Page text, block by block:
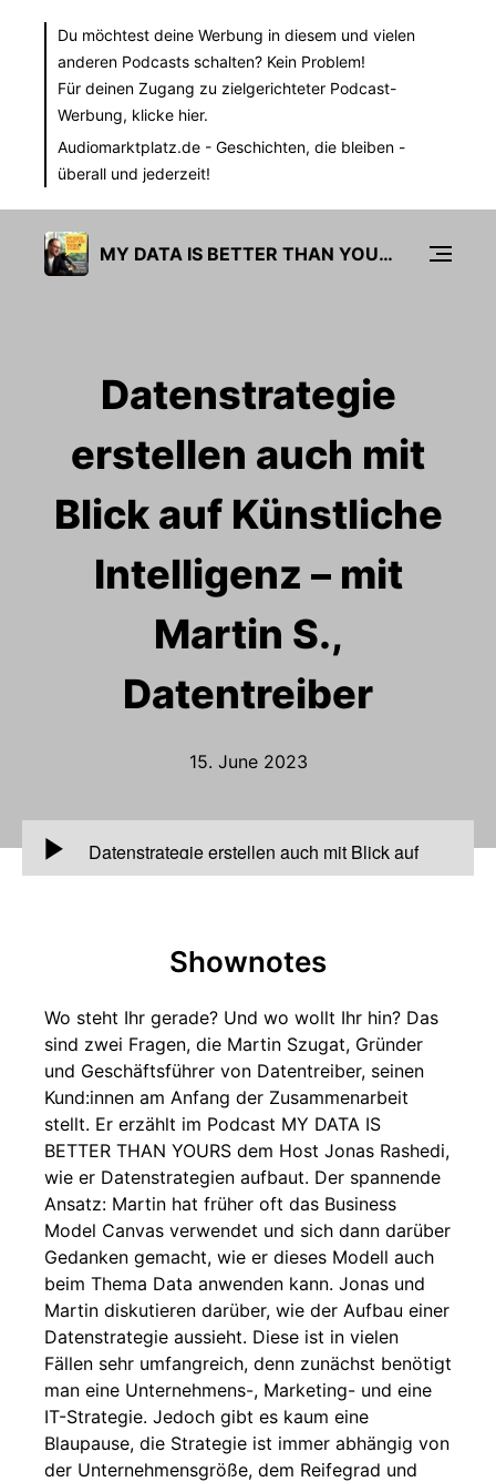
Du möchtest deine Werbung in diesem und vielen
anderen Podcasts schalten? Kein Problem!
Für deinen Zugang zu zielgerichteter Podcast-
Werbung, klicke hier.
Audiomarktplatz.de - Geschichten, die bleiben -
überall und jederzeit!
MY DATA IS BETTER THAN YOURS
Datenstrategie
erstellen auch mit
Blick auf Künstliche
Intelligenz – mit
Martin S.,
Datentreiber
15. June 2023
00:00
Datenstrategie erstellen auch mit Blick auf
Künstliche Intelligenz – mit Martin S.,
Shownotes
Wo steht Ihr gerade? Und wo wollt Ihr hin? Das
sind zwei Fragen, die Martin Szugat, Gründer
und Geschäftsführer von Datentreiber, seinen
Kund:innen am Anfang der Zusammenarbeit
stellt. Er erzählt im Podcast MY DATA IS
BETTER THAN YOURS dem Host Jonas Rashedi,
wie er Datenstrategien aufbaut. Der spannende
Ansatz: Martin hat früher oft das Business
Model Canvas verwendet und sich dann darüber
Gedanken gemacht, wie er dieses Modell auch
beim Thema Data anwenden kann. Jonas und
Martin diskutieren darüber, wie der Aufbau einer
Datenstrategie aussieht. Diese ist in vielen
Fällen sehr umfangreich, denn zunächst benötigt
man eine Unternehmens-, Marketing- und eine
IT-Strategie. Jedoch gibt es kaum eine
Blaupause, die Strategie ist immer abhängig von
der Unternehmensgröße, dem Reifegrad und